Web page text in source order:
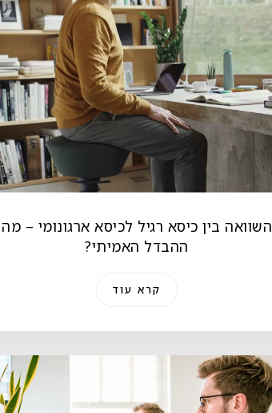
השוואה בין כיסא רגיל לכיסא ארגונומי – מה
ההבדל האמיתי?
קרא עוד